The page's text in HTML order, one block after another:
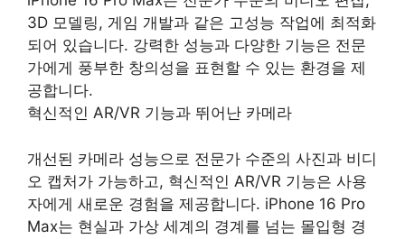
3D 모델링, 게임 개발과 같은 고성능 작업에 최적화
되어 있습니다. 강력한 성능과 다양한 기능은 전문
가에게 풍부한 창의성을 표현할 수 있는 환경을 제
공합니다.
혁신적인 AR/VR 기능과 뛰어난 카메라
개선된 카메라 성능으로 전문가 수준의 사진과 비디
오 캡처가 가능하고, 혁신적인 AR/VR 기능은 사용
자에게 새로운 경험을 제공합니다. iPhone 16 Pro
Max는 현실과 가상 세계의 경계를 넘는 몰입형 경